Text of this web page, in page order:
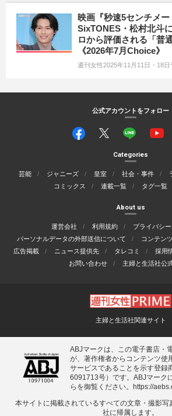
映画『秒速5センチメ
SixTONES・松村北斗
ロから評価される「普
《2026年7月Choice》
週刊女性2025年11月11日・18日
公式アカウントをフォロー
Categories
芸能 ジャニーズ 皇室 社会・事件
コミックス
連載一覧 タグ一覧
About us
運営会社 利用規約
プライバシ
パーソナルデータの外部送信について
コンテン
広告掲載
ニュース提供先 タレコミ 採用
お問い合わせ
主婦と生活社公
主婦と生活社関連サイト
ABJマークは、この電子書店・
が、著作権者からコンテンツ使
サービスであることを示す登録
6091713号）です。ABJマーク
らを御覧ください。 https://
本サイトに掲載されているすべての⽂章・撮影
社に帰属します。